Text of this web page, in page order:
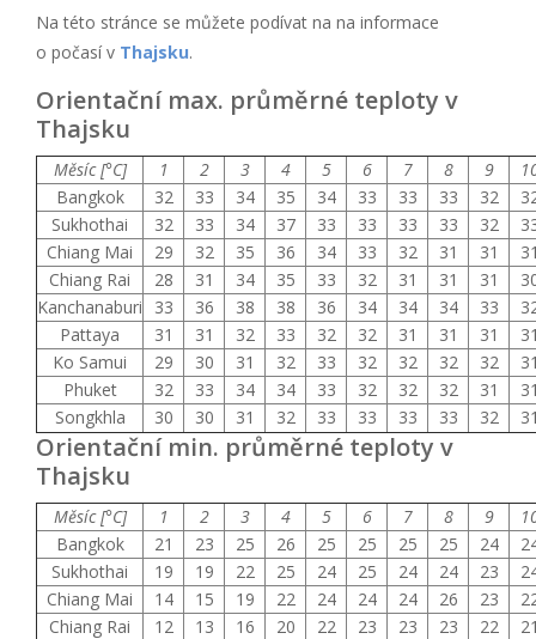
Na této stránce se můžete podívat na na informace
o počasí v Thajsku.
Orientační max. průměrné teploty v
Thajsku
Měsíc [°C] 1 2 3 4 5 6 7 8 9
Bangkok
32 33 34 35 34 33 33 33 32
Sukhothai
32 33 34 37 33 33 33 33 32
Chiang Mai
29 32 35 36 34 33 32 31 31
Chiang Rai
28 31 34 35 33 32 31 31 31
Kanchanaburi
33 36 38 38 36 34 34 34 33
Pattaya
31 31 32 33 32 32 31 31 31
Ko Samui
29 30 31 32 33 32 32 32 32
Phuket
32 33 34 34 33 32 32 32 31
Songkhla
30 30 31 32 33 33 33 33 32
Orientační min. průměrné teploty v
Thajsku
Měsíc [°C] 1 2 3 4 5 6 7 8 9
Bangkok
21 23 25 26 25 25 25 25 24
Sukhothai
19 19 22 25 24 25 24 24 23
Chiang Mai
14 15 19 22 24 24 24 26 23
Chiang Rai
12 13 16 20 22 23 23 23 22